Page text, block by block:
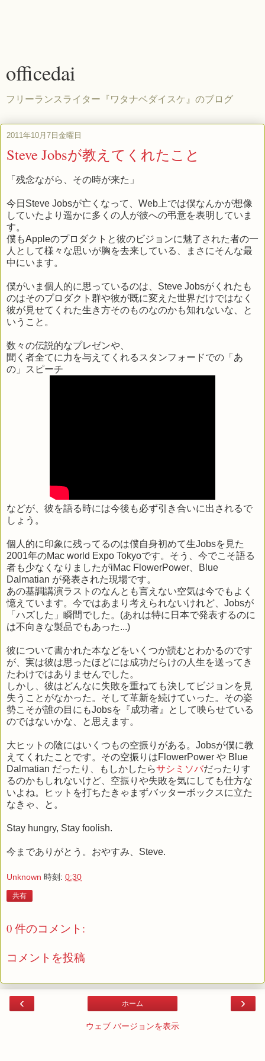
officedai
フリーランスライター『ワタナベダイスケ』のブログ
2011年10月7日金曜日
Steve Jobsが教えてくれたこと
「残念ながら、その時が来た」
今日Steve Jobsが亡くなって、Web上では僕なんかが想像
していたより遥かに多くの人が彼への弔意を表明していま
す。
僕もAppleのプロダクトと彼のビジョンに魅了された者の一
人として様々な思いが胸を去来している、まさにそんな最
中にいます。
僕がいま個人的に思っているのは、Steve Jobsがくれたも
のはそのプロダクト群や彼が既に変えた世界だけではなく
彼が見せてくれた生き方そのものなのかも知れないな、と
いうこと。
数々の伝説的なプレゼンや、
聞く者全てに力を与えてくれるスタンフォードでの「あ
の」スピーチ
などが、彼を語る時には今後も必ず引き合いに出されるで
しょう。
個人的に印象に残ってるのは僕自身初めて生Jobsを見た
2001年のMac world Expo Tokyoです。そう、今でこそ語る
者も少なくなりましたがiMac FlowerPower、Blue
Dalmatian が発表された現場です。
あの基調講演ラストのなんとも言えない空気は今でもよく
憶えています。今ではあまり考えられないけれど、Jobsが
「ハズした」瞬間でした。(あれは特に日本で発表するのに
は不向きな製品でもあった...)
彼について書かれた本などをいくつか読むとわかるのです
が、実は彼は思ったほどには成功だらけの人生を送ってき
たわけではありませんでした。
しかし、彼はどんなに失敗を重ねても決してビジョンを見
失うことがなかった。そして革新を続けていった。その姿
勢こそが誰の目にもJobsを『成功者』として映らせている
のではないかな、と思えます。
大ヒットの陰にはいくつもの空振りがある。Jobsが僕に教
えてくれたことです。その空振りはFlowerPower や Blue
Dalmatian だったり、もしかしたらサシミソバだったりす
るのかもしれないけど、空振りや失敗を気にしても仕方な
いよね。ヒットを打ちたきゃまずバッターボックスに立た
なきゃ、と。
Stay hungry, Stay foolish.
今までありがとう。おやすみ、Steve.
Unknown 時刻: 0:30
共有
0 件のコメント:
コメントを投稿
‹ ›
ホーム
ウェブ バージョンを表示